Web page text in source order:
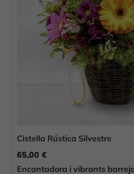
Cistella Rústica Silvestre
65,00 €
Encantadora i vibrants